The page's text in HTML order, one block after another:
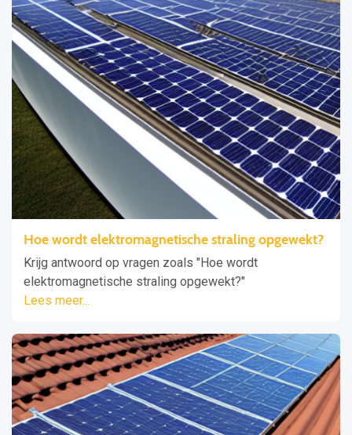
Hoe wordt elektromagnetische straling opgewekt?
Krijg antwoord op vragen zoals "Hoe wordt
elektromagnetische straling opgewekt?"
Lees meer...